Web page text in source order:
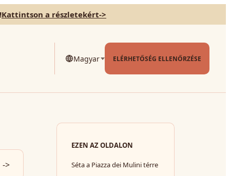
Kattintson a részletekért->
Magyar ELÉRHETŐSÉG ELLENŐRZÉSE
->
EZEN AZ OLDALON
Séta a Piazza dei Mulini térre